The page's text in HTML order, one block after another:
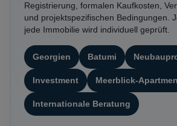
Registrierung, formalen Kaufkosten,
und projektspezifischen Bedingungen.
jede Immobilie wird individuell geprüft.
Georgien Batumi
Investment Meerblick-
Internationale Beratung